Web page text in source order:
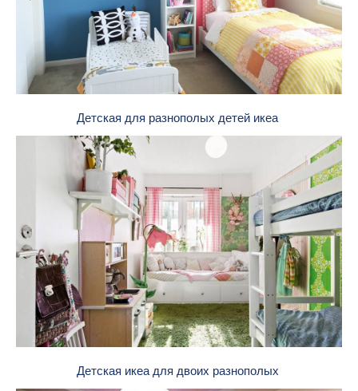
Детская для разнополых детей икеа
Детская икеа для двоих разнополых